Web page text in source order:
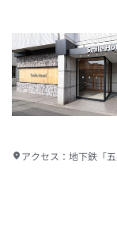
アクセス： 地下鉄「